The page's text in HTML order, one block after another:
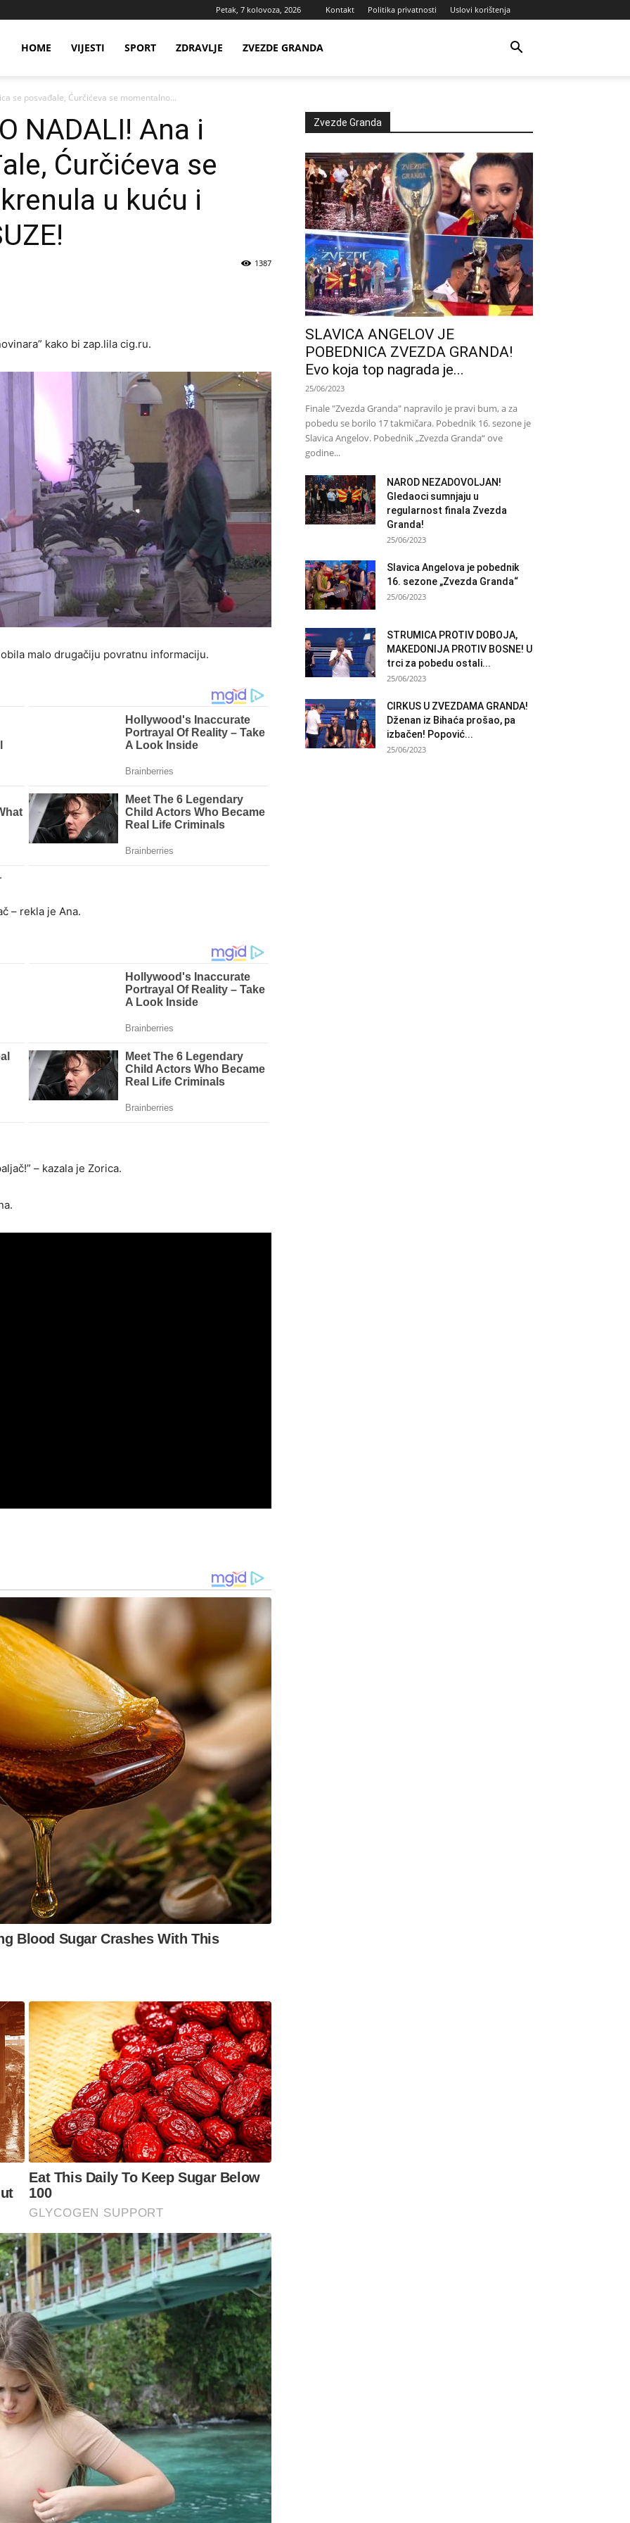
Petak, 7 kolovoza, 2026 Kontakt Politika privatnosti Uslovi korištenja
HOME VIJESTI SPORT ZDRAVLJE ZVEZDE GRANDA
se posvađale, Ćurčićeva se momentalno...
NADALI! Ana i
Ćurčićeva se
u kuću i
1387
kako bi zap.lila cig.ru.
malo drugačiju povratnu informaciju.
– rekla je Ana.
– kazala je Zorica.
Zvezde Granda
SLAVICA ANGELOV JE
POBEDNICA ZVEZDA GRANDA!
Evo koja top nagrada je...
25/06/2023
Finale "Zvezda Granda" napravilo je pravi bum, a za
pobedu se borilo 17 takmičara. Pobednik 16. sezone je
Slavica Angelov. Pobednik „Zvezda Granda“ ove
godine...
NAROD NEZADOVOLJAN!
Gledaoci sumnjaju u
regularnost finala Zvezda
Granda!
25/06/2023
Slavica Angelova je pobednik
16. sezone „Zvezda Granda“
25/06/2023
STRUMICA PROTIV DOBOJA,
MAKEDONIJA PROTIV BOSNE! U
trci za pobedu ostali...
25/06/2023
CIRKUS U ZVEZDAMA GRANDA!
Dženan iz Bihaća prošao, pa
izbačen! Popović...
25/06/2023